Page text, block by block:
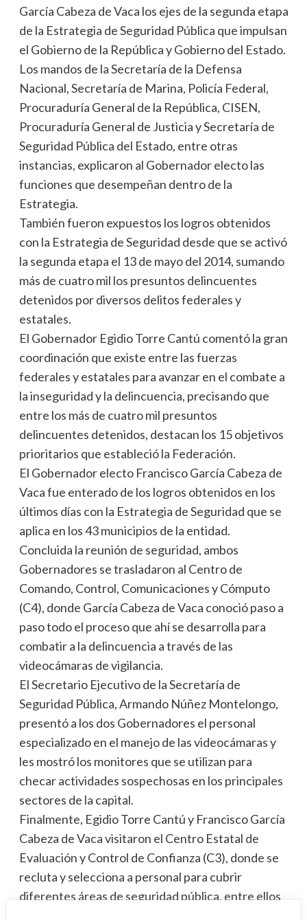
García Cabeza de Vaca los ejes de la segunda etapa
de la Estrategia de Seguridad Pública que impulsan
el Gobierno de la República y Gobierno del Estado.
Los mandos de la Secretaría de la Defensa
Nacional, Secretaría de Marina, Policía Federal,
Procuraduría General de la República, CISEN,
Procuraduría General de Justicia y Secretaría de
Seguridad Pública del Estado, entre otras
instancias, explicaron al Gobernador electo las
funciones que desempeñan dentro de la
Estrategia.
También fueron expuestos los logros obtenidos
con la Estrategia de Seguridad desde que se activó
la segunda etapa el 13 de mayo del 2014, sumando
más de cuatro mil los presuntos delincuentes
detenidos por diversos delitos federales y
estatales.
El Gobernador Egidio Torre Cantú comentó la gran
coordinación que existe entre las fuerzas
federales y estatales para avanzar en el combate a
la inseguridad y la delincuencia, precisando que
entre los más de cuatro mil presuntos
delincuentes detenidos, destacan los 15 objetivos
prioritarios que estableció la Federación.
El Gobernador electo Francisco García Cabeza de
Vaca fue enterado de los logros obtenidos en los
últimos días con la Estrategia de Seguridad que se
aplica en los 43 municipios de la entidad.
Concluida la reunión de seguridad, ambos
Gobernadores se trasladaron al Centro de
Comando, Control, Comunicaciones y Cómputo
(C4), donde García Cabeza de Vaca conoció paso a
paso todo el proceso que ahí se desarrolla para
combatir a la delincuencia a través de las
videocámaras de vigilancia.
El Secretario Ejecutivo de la Secretaría de
Seguridad Pública, Armando Núñez Montelongo,
presentó a los dos Gobernadores el personal
especializado en el manejo de las videocámaras y
les mostró los monitores que se utilizan para
checar actividades sospechosas en los principales
sectores de la capital.
Finalmente, Egidio Torre Cantú y Francisco García
Cabeza de Vaca visitaron el Centro Estatal de
Evaluación y Control de Confianza (C3), donde se
recluta y selecciona a personal para cubrir
diferentes áreas de seguridad pública, entre ellos